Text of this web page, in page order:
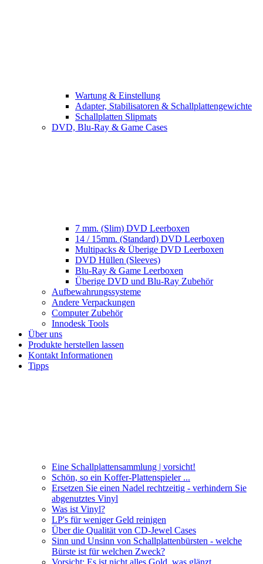
Wartung & Einstellung
Adapter, Stabilisatoren & Schallplattengewichte
Schallplatten Slipmats
DVD, Blu-Ray & Game Cases
7 mm. (Slim) DVD Leerboxen
14 / 15mm. (Standard) DVD Leerboxen
Multipacks & Überige DVD Leerboxen
DVD Hüllen (Sleeves)
Blu-Ray & Game Leerboxen
Überige DVD und Blu-Ray Zubehör
Aufbewahrungssysteme
Andere Verpackungen
Computer Zubehör
Innodesk Tools
Über uns
Produkte herstellen lassen
Kontakt Informationen
Tipps
Eine Schallplattensammlung | vorsicht!
Schön, so ein Koffer-Plattenspieler ...
Ersetzen Sie einen Nadel rechtzeitig - verhindern Sie
abgenutztes Vinyl
Was ist Vinyl?
LP's für weniger Geld reinigen
Über die Qualität von CD-Jewel Cases
Sinn und Unsinn von Schallplattenbürsten - welche
Bürste ist für welchen Zweck?
Vorsicht: Es ist nicht alles Gold, was glänzt